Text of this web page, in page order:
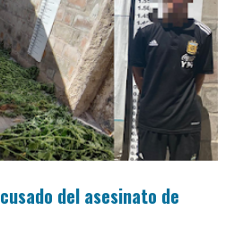
la navegación desde
el acceso a las noticias
de los lectores con
del asesinato de